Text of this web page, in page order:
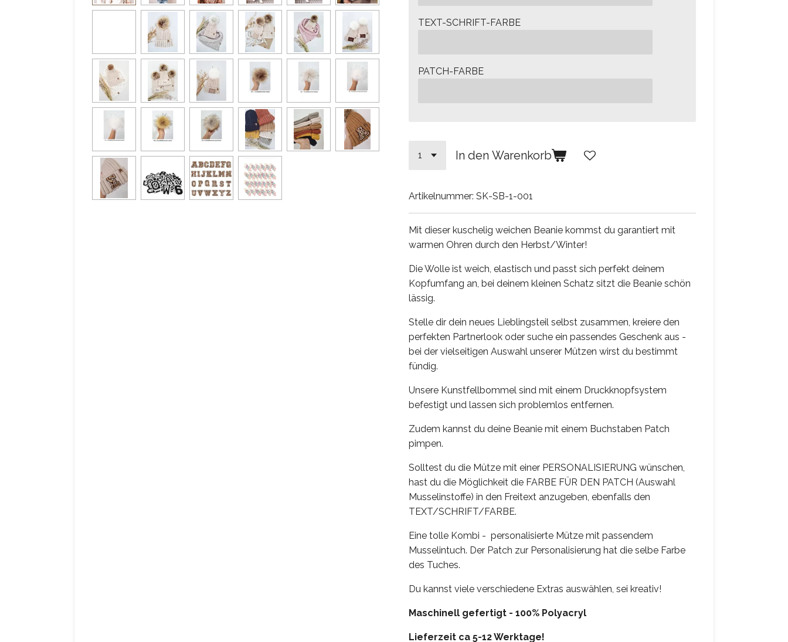
TEXT-SCHRIFT-FARBE
PATCH-FARBE
In den Warenkorb
Artikelnummer: SK-SB-1-001
Mit dieser kuschelig weichen Beanie kommst du garantiert mit
warmen Ohren durch den Herbst/Winter!
Die Wolle ist weich, elastisch und passt sich perfekt deinem
Kopfumfang an, bei deinem kleinen Schatz sitzt die Beanie schön
lässig.
Stelle dir dein neues Lieblingsteil selbst zusammen, kreiere den
perfekten Partnerlook oder suche ein passendes Geschenk aus -
bei der vielseitigen Auswahl unserer Mützen wirst du bestimmt
fündig.
Unsere Kunstfellbommel sind mit einem Druckknopfsystem
befestigt und lassen sich problemlos entfernen.
Zudem kannst du deine Beanie mit einem Buchstaben Patch
pimpen.
Solltest du die Mütze mit einer PERSONALISIERUNG wünschen,
hast du die Möglichkeit die FARBE FÜR DEN PATCH (Auswahl
Musselinstoffe) in den Freitext anzugeben, ebenfalls den
TEXT/SCHRIFT/FARBE.
Eine tolle Kombi - personalisierte Mütze mit passendem
Musselintuch. Der Patch zur Personalisierung hat die selbe Farbe
des Tuches.
Du kannst viele verschiedene Extras auswählen, sei kreativ!
Maschinell gefertigt - 100% Polyacryl
Lieferzeit ca 5-12 Werktage!